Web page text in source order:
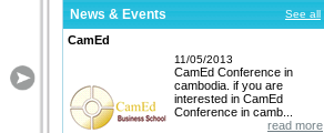
News & Events See all
CamEd
11/05/2013
CamEd Conference in
cambodia. if you are
interested in CamEd
Conference in camb...
read more